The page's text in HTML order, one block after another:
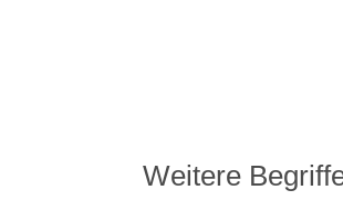
Weitere